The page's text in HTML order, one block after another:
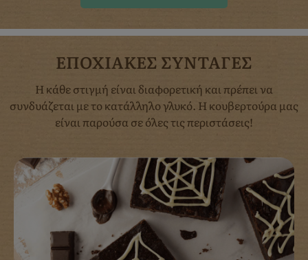
ΕΠΟΧΙΑΚΕΣ ΣΥΝΤΑΓΕΣ
Η κάθε στιγμή είναι διαφορετική και πρέπει να
συνδυάζεται με το κατάλληλο γλυκό. Η κουβερτούρα μας
είναι παρούσα σε όλες τις περιστάσεις!